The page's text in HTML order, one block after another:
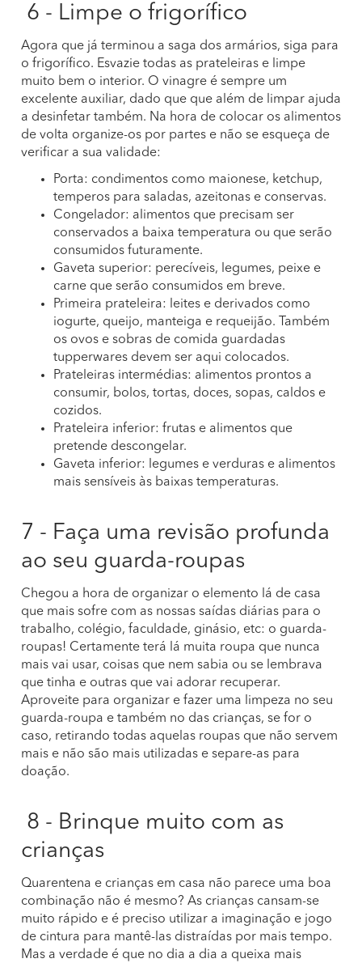
6 - Limpe o frigorífico
Agora que já terminou a saga dos armários, siga para
o frigorífico. Esvazie todas as prateleiras e limpe
muito bem o interior. O vinagre é sempre um
excelente auxiliar, dado que que além de limpar ajuda
a desinfetar também. Na hora de colocar os alimentos
de volta organize-os por partes e não se esqueça de
verificar a sua validade:
Porta: condimentos como maionese, ketchup,
temperos para saladas, azeitonas e conservas.
Congelador: alimentos que precisam ser
conservados a baixa temperatura ou que serão
consumidos futuramente.
Gaveta superior: perecíveis, legumes, peixe e
carne que serão consumidos em breve.
Primeira prateleira: leites e derivados como
iogurte, queijo, manteiga e requeijão. Também
os ovos e sobras de comida guardadas
tupperwares devem ser aqui colocados.
Prateleiras intermédias: alimentos prontos a
consumir, bolos, tortas, doces, sopas, caldos e
cozidos.
Prateleira inferior: frutas e alimentos que
pretende descongelar.
Gaveta inferior: legumes e verduras e alimentos
mais sensíveis às baixas temperaturas.
7 - Faça uma revisão profunda
ao seu guarda-roupas
Chegou a hora de organizar o elemento lá de casa
que mais sofre com as nossas saídas diárias para o
trabalho, colégio, faculdade, ginásio, etc: o guarda-
roupas! Certamente terá lá muita roupa que nunca
mais vai usar, coisas que nem sabia ou se lembrava
que tinha e outras que vai adorar recuperar.
Aproveite para organizar e fazer uma limpeza no seu
guarda-roupa e também no das crianças, se for o
caso, retirando todas aquelas roupas que não servem
mais e não são mais utilizadas e separe-as para
doação.
8 - Brinque muito com as
crianças
Quarentena e crianças em casa não parece uma boa
combinação não é mesmo? As crianças cansam-se
muito rápido e é preciso utilizar a imaginação e jogo
de cintura para mantê-las distraídas por mais tempo.
Mas a verdade é que no dia a dia a queixa mais